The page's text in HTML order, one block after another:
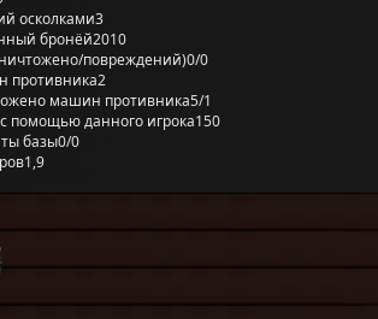
осколками3
бронёй2010
повреждений)0/0
противника2
машин противника5/1
помощью данного игрока150
базы0/0
1,9